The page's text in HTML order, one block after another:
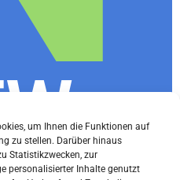
um Ihnen die Funktionen auf
zu stellen. Darüber hinaus
Statistikzwecken, zur
personalisierter Inhalte genutzt